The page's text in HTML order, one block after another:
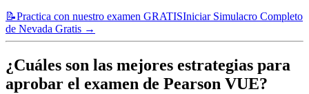
📝Practica con nuestro examen GRATISIniciar Simulacro Completo
de Nevada Gratis →
¿Cuáles son las mejores estrategias para
aprobar el examen de Pearson VUE?